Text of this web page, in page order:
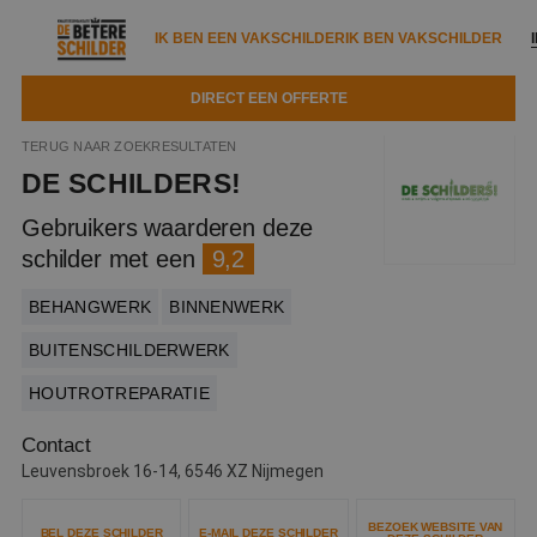
IK BEN EEN VAKSCHILDERIK BEN VAKSCHILDER
DIRECT EEN OFFERTE
IK BEN EEN VAKSCHILDER
Documenten
Tools
Kennisbank
Trainingen
Partners
Infopakket
IK ZOEK EEN VAKSCHILDER VAKSCHILDER ZOEKEN
Zoeken naar een schilder
Tips
Garantie
Waarom de betere schilder?
DIRECT EEN OFFERTE
Over ons
Nieuws & blog
Vacatures
TERUG NAAR ZOEKRESULTATEN
DE SCHILDERS!
Gebruikers waarderen deze
schilder met een
9,2
BEHANGWERK BINNENWERK
BUITENSCHILDERWERK
HOUTROTREPARATIE
Contact
Leuvensbroek 16-14, 6546 XZ Nijmegen
BEL DEZE SCHILDER E-MAIL DEZE SCHILDER
BEZOEK WEBSITE VAN